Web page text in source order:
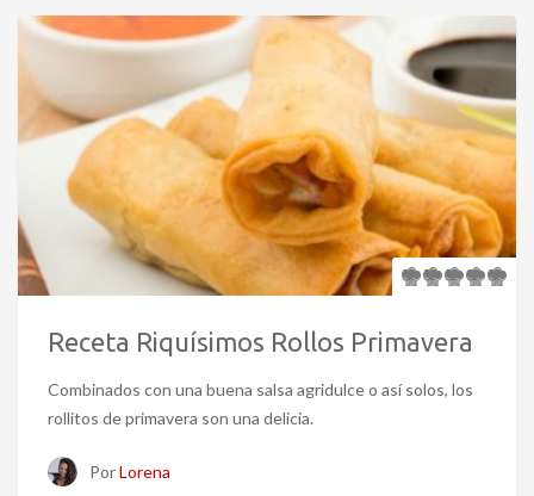
Receta Riquísimos Rollos Primavera
Combinados con una buena salsa agridulce o así solos, los
rollitos de primavera son una delicia.
PorLorena